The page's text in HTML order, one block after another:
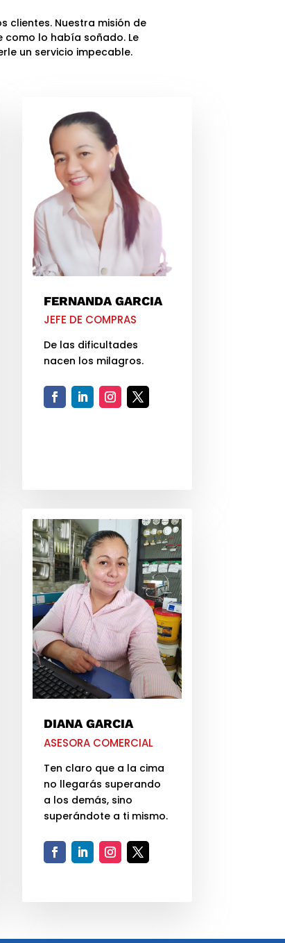
clientes. Nuestra misión de
lo había soñado. Le
un servicio impecable.
FERNANDA GARCIA
JEFE DE COMPRAS
De las dificultades
nacen los milagros.
DIANA GARCIA
ASESORA COMERCIAL
Ten claro que a la cima
no llegarás superando
a los demás, sino
superándote a ti mismo.